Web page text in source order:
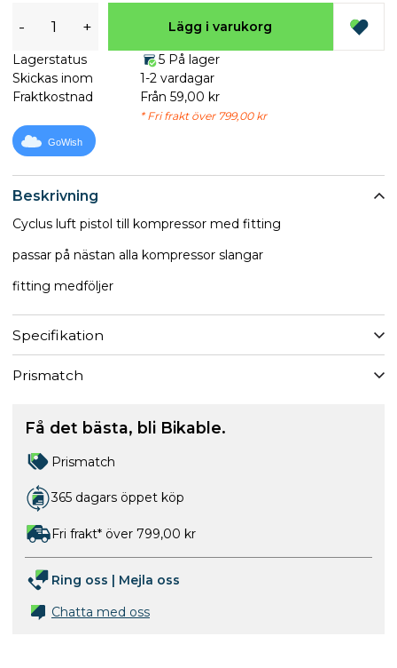
Beskrivning
Cyclus luft pistol till kompressor med fitting
passar på nästan alla kompressor slangar
​fitting medföljer
Specifikation
Prismatch
- + Lägg i varukorg
Lagerstatus
5 På lager
Skickas inom
1-2 vardagar
Fraktkostnad
Från 59,00 kr
* Fri frakt över 799,00 kr
GoWish
Få det bästa, bli Bikable.
Prismatch
365 dagars öppet köp
Fri frakt* över 799,00 kr
Ring oss | Mejla oss
Chatta med oss